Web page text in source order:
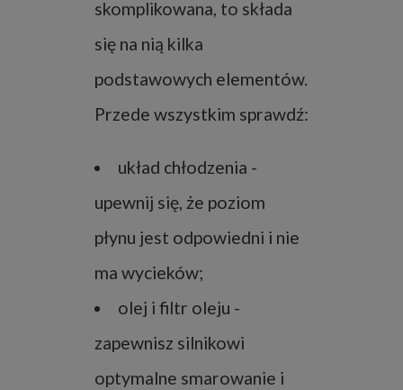
skomplikowana, to składa
się na nią kilka
podstawowych elementów.
Przede wszystkim sprawdź:
układ chłodzenia -
upewnij się, że poziom
płynu jest odpowiedni i nie
ma wycieków;
olej i filtr oleju -
zapewnisz silnikowi
optymalne smarowanie i